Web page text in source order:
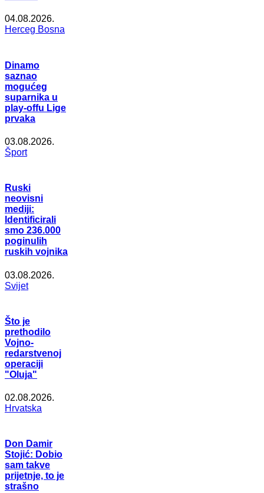
04.08.2026.
Herceg Bosna
Dinamo
saznao
mogućeg
suparnika u
play-offu Lige
prvaka
03.08.2026.
Šport
Ruski
neovisni
mediji:
Identificirali
smo 236.000
poginulih
ruskih vojnika
03.08.2026.
Svijet
Što je
prethodilo
Vojno-
redarstvenoj
operaciji
"Oluja"
02.08.2026.
Hrvatska
Don Damir
Stojić: Dobio
sam takve
prijetnje, to je
strašno